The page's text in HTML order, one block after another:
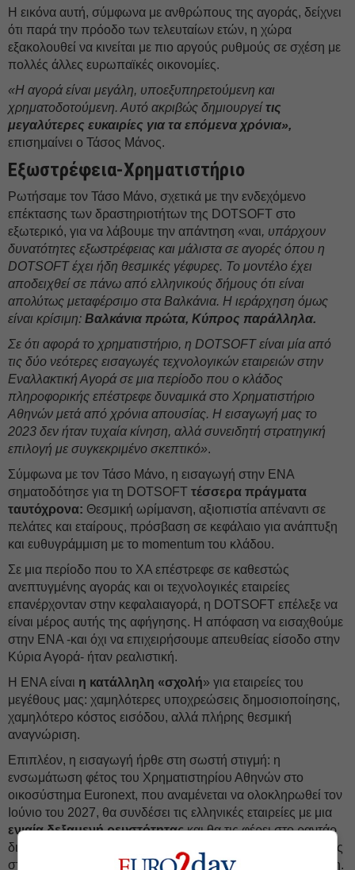
Η εικόνα αυτή, σύμφωνα με ανθρώπους της αγοράς, δείχνει
ότι παρά την πρόοδο των τελευταίων ετών, η χώρα
εξακολουθεί να κινείται με πιο αργούς ρυθμούς σε σχέση με
πολλές άλλες ευρωπαϊκές οικονομίες.
«Η αγορά είναι μεγάλη, υποεξυπηρετούμενη και
χρηματοδοτούμενη. Αυτό ακριβώς δημιουργεί τις
μεγαλύτερες ευκαιρίες για τα επόμενα χρόνια»,
επισημαίνει ο Τάσος Μάνος.
Εξωστρέφεια-Χρηματιστήριο
Ρωτήσαμε τον Τάσο Μάνο, σχετικά με την ενδεχόμενο
επέκτασης των δραστηριοτήτων της DOTSOFT στο
εξωτερικό, για να λάβουμε την απάντηση «ναι, υπάρχουν
δυνατότητες εξωστρέφειας και μάλιστα σε αγορές όπου η
DOTSOFT έχει ήδη θεσμικές γέφυρες. Το μοντέλο έχει
αποδειχθεί σε πάνω από ελληνικούς δήμους ότι είναι
απολύτως μεταφέρσιμο στα Βαλκάνια. Η ιεράρχηση όμως
είναι κρίσιμη: Βαλκάνια πρώτα, Κύπρος παράλληλα.
Σε ότι αφορά το χρηματιστήριο, η DOTSOFT είναι μία από
τις δύο νεότερες εισαγωγές τεχνολογικών εταιρειών στην
Εναλλακτική Αγορά σε μια περίοδο που ο κλάδος
πληροφορικής επέστρεφε δυναμικά στο Χρηματιστήριο
Αθηνών μετά από χρόνια απουσίας. Η εισαγωγή μας το
2023 δεν ήταν τυχαία κίνηση, αλλά συνειδητή στρατηγική
επιλογή με συγκεκριμένο σκεπτικό».
Σύμφωνα με τον Τάσο Μάνο, η εισαγωγή στην ΕΝΑ
σηματοδότησε για τη DOTSOFT τέσσερα πράγματα
ταυτόχρονα: Θεσμική ωρίμανση, αξιοπιστία απέναντι σε
πελάτες και εταίρους, πρόσβαση σε κεφάλαιο για ανάπτυξη
και ευθυγράμμιση με το momentum του κλάδου.
Σε μια περίοδο που το ΧΑ επέστρεφε σε καθεστώς
ανεπτυγμένης αγοράς και οι τεχνολογικές εταιρείες
επανέρχονταν στην κεφαλαιαγορά, η DOTSOFT επέλεξε να
είναι μέρος αυτής της αφήγησης. Η απόφαση να εισαχθούμε
στην ΕΝΑ -και όχι να επιχειρήσουμε απευθείας είσοδο στην
Κύρια Αγορά- ήταν ρεαλιστική.
Η ΕΝΑ είναι η κατάλληλη «σχολή» για εταιρείες του
μεγέθους μας: χαμηλότερες υποχρεώσεις δημοσιοποίησης,
χαμηλότερο κόστος εισόδου, αλλά πλήρης θεσμική
αναγνώριση.
Επιπλέον, η εισαγωγή ήρθε στη σωστή στιγμή: η
ενσωμάτωση φέτος του Χρηματιστηρίου Αθηνών στο
οικοσύστημα Euronext, που αναμένεται να ολοκληρωθεί τον
Ιούνιο του 2027, θα συνδέσει τις ελληνικές εταιρείες με μια
ενιαία δεξαμενή ρευστότηταςκαι θα τις φέρει στο ραντάρ
διεθνών διαχειριστών χαρτοφυλακίων. Η DOTSOFT έχει ως
στόχο να ωφεληθεί από αυτή την αναβάθμιση ως εισηγμένη.